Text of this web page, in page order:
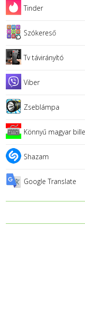
Tinder
Szókereső
Tv távirányító
Viber
Zseblámpa
Könnyű magyar
Shazam
Google Translate